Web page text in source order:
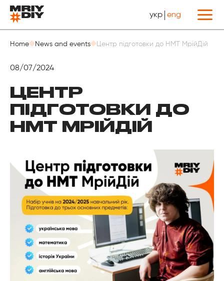
Назад
укр eng
Home News and events Центр підготовки до НМТ МрійДій
08/07/2024
ЦЕНТР
ПІДГОТОВКИ ДО
НМТ МРІЙДІЙ